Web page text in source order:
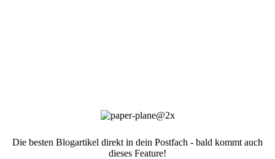
Die besten Blogartikel direkt in dein Postfach - bald kommt auch
dieses Feature!